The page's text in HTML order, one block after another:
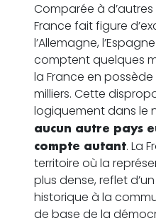
Comparée à
France fait figure
l’Allemagne,
comptent quelques
la France en
milliers. Cette
logiquement dans le
aucun autre pays
compte autant. La
territoire où la
plus dense, reflet
historique à la
de base de la